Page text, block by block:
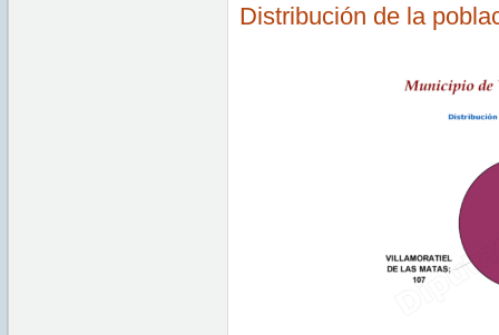
Distribución de la